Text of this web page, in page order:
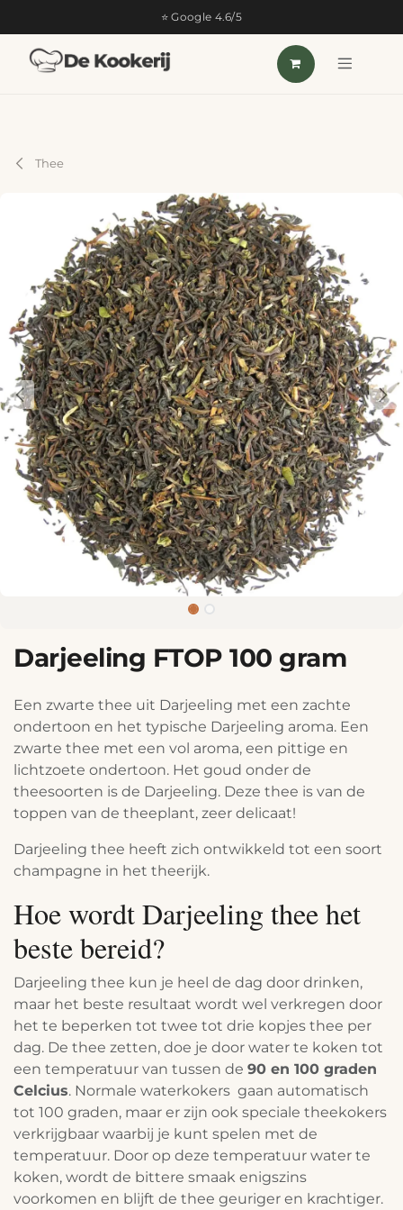
⭐ Google 4.6/5
Thee
Darjeeling FTOP 100 gram
Een zwarte thee uit Darjeeling met een zachte
ondertoon en het typische Darjeeling aroma. Een
zwarte thee met een vol aroma, een pittige en
lichtzoete ondertoon. Het goud onder de
theesoorten is de Darjeeling. Deze thee is van de
toppen van de theeplant, zeer delicaat!
Darjeeling thee heeft zich ontwikkeld tot een soort
champagne in het theerijk.
Hoe wordt Darjeeling thee het
beste bereid?
Darjeeling thee kun je heel de dag door drinken,
maar het beste resultaat wordt wel verkregen door
het te beperken tot twee tot drie kopjes thee per
dag. De thee zetten, doe je door water te koken tot
een temperatuur van tussen de 90 en 100 graden
Celcius. Normale waterkokers gaan automatisch
tot 100 graden, maar er zijn ook speciale theekokers
verkrijgbaar waarbij je kunt spelen met de
temperatuur. Door op deze temperatuur water te
koken, wordt de bittere smaak enigszins
voorkomen en blijft de thee geuriger en krachtiger.